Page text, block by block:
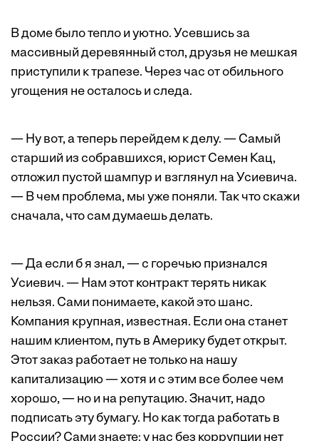
В доме было тепло и уютно. Усевшись за
массивный деревянный стол, ­друзья не мешкая
приступили к трапезе. Через час от обильного
угощения не осталось и следа.
— Ну вот, а теперь перейдем к делу. — Самый
старший из собравшихся, юрист Семен Кац,
отложил пустой шампур и взглянул на Усиевича.
— В чем проб­лема, мы уже поняли. Так что скажи
сначала, что сам думаешь делать.
— Да если б я знал, — с горечью признался
Усиевич. — Нам этот контракт терять никак
нельзя. Сами понимаете, какой это шанс.
Компания крупная, известная. Если она станет
нашим клиентом, путь в Америку будет открыт.
Этот заказ работает не только на нашу
капитализацию — хотя и с этим все более чем
хорошо, — но и на репутацию. Значит, надо
подписать эту бумагу. Но как тогда работать в
России? Сами знаете: у нас без коррупции нет